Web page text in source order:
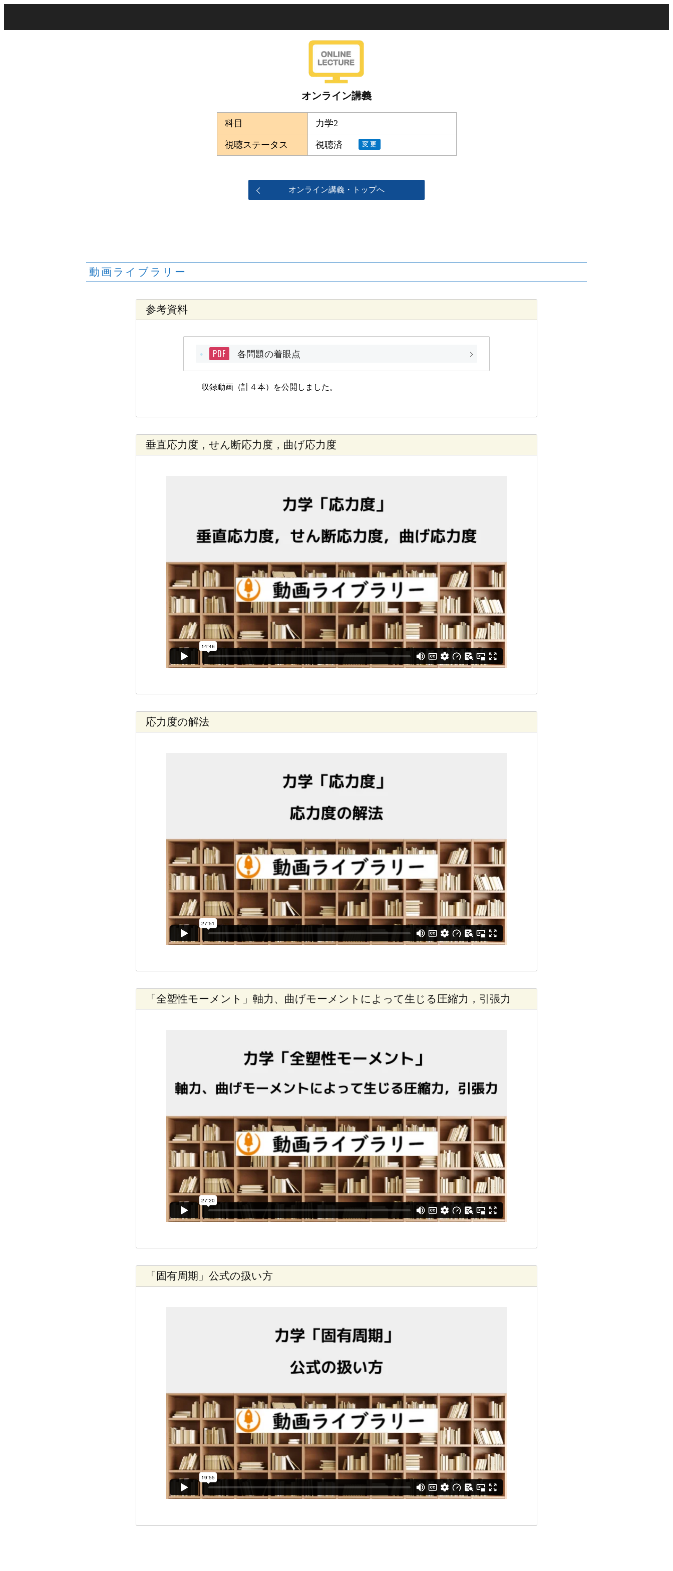
オンライン講義
科目 力学2
視聴ステータス 視聴済 変更
オンライン講義・トップへ
動画ライブラリー
参考資料
PDF 各問題の着眼点
収録動画（計４本）を公開しました。
垂直応力度，せん断応力度，曲げ応力度
応力度の解法
「全塑性モーメント」軸力、曲げモーメントによって生じる圧縮力，引張力
「固有周期」公式の扱い方